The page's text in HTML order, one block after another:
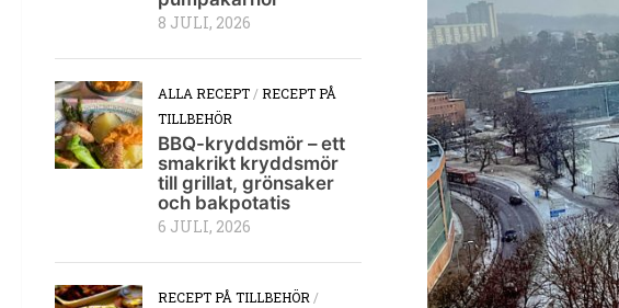
8 JULI, 2026
ALLA RECEPT/RECEPT PÅ
TILLBEHÖR
BBQ-kryddsmör – ett
smakrikt kryddsmör
till grillat, grönsaker
och bakpotatis
6 JULI, 2026
RECEPT PÅ TILLBEHÖR/